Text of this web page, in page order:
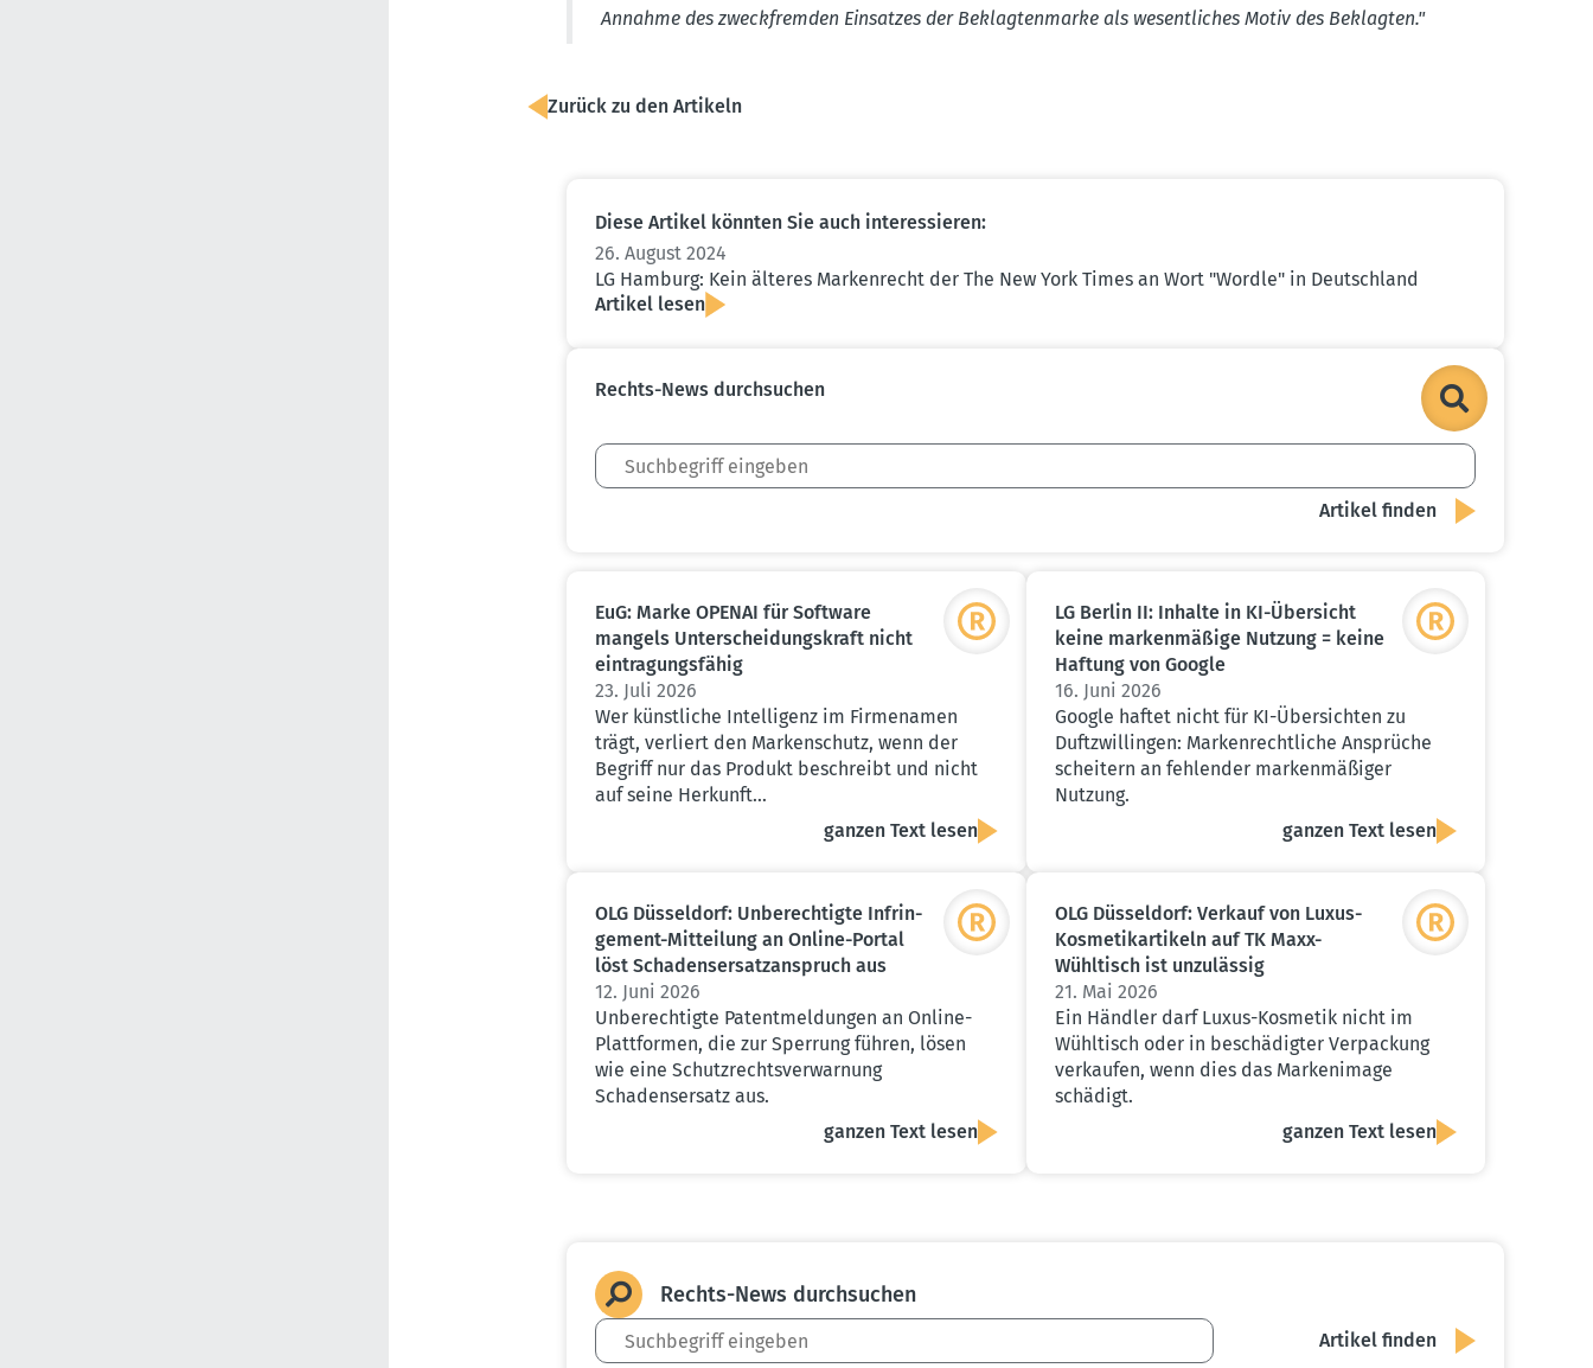
Annahme des zweck­fremden Einsatzes der Beklag­ten­marke als wesent­liches Motiv des Beklagten."
Zurück zu den Artikeln
Diese Artikel könnten Sie auch inter­es­sieren:
26. August 2024
LG Hamburg: Kein älteres Marken­recht der The New York Times an Wort "Wordle" in Deutschland
Artikel lesen
Rechts-News durch­suchen
EuG: Marke OPENAI für Software
mangels Unter­schei­dungs­kraft nicht
eintra­gungs­fähig
23. Juli 2026
Wer künstliche Intelligenz im Firmenamen
trägt, verliert den Markenschutz, wenn der
Begriff nur das Produkt beschreibt und nicht
auf seine Herkunft…
ganzen Text lesen
LG Berlin II: Inhalte in KI-Übersicht
keine marken­mäßige Nutzung = keine
Haftung von Google
16. Juni 2026
Google haftet nicht für KI-Übersichten zu
Duftzwillingen: Markenrechtliche Ansprüche
scheitern an fehlender markenmäßiger
Nutzung.
ganzen Text lesen
OLG Düsseldorf: Unberech­tigte Infrin­
gement-Mitteilung an Online-Portal
löst Schadens­er­satz­an­spruch aus
12. Juni 2026
Unberechtigte Patentmeldungen an Online-
Plattformen, die zur Sperrung führen, lösen
wie eine Schutzrechtsverwarnung
Schadensersatz aus.
ganzen Text lesen
OLG Düsseldorf: Verkauf von Luxus-
Kosme­tik­ar­tikeln auf TK Maxx-
Wühltisch ist unzulässig
21. Mai 2026
Ein Händler darf Luxus-Kosmetik nicht im
Wühltisch oder in beschädigter Verpackung
verkaufen, wenn dies das Markenimage
schädigt.
ganzen Text lesen
Rechts-News durch­suchen